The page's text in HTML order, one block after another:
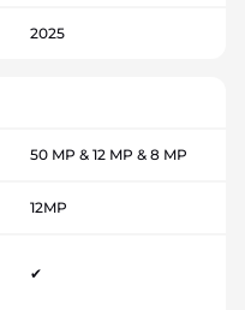
2025
50 MP & 12 MP & 8 MP
12MP
✔